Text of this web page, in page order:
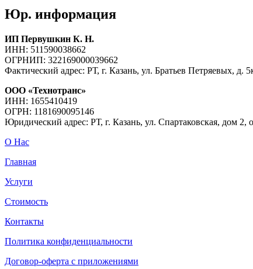
Юр. информация
ИП Первушкин К. Н.
ИНН: 511590038662
ОГРНИП: 322169000039662
Фактический адрес: РТ, г. Казань, ул. Братьев Петряевых, д.
ООО «Технотранс»
ИНН: 1655410419
ОГРН: 1181690095146
Юридический адрес: РТ, г. Казань, ул. Спартаковская, дом 2,
О Нас
Главная
Услуги
Стоимость
Контакты
Политика конфиденциальности
Договор-оферта с приложениями